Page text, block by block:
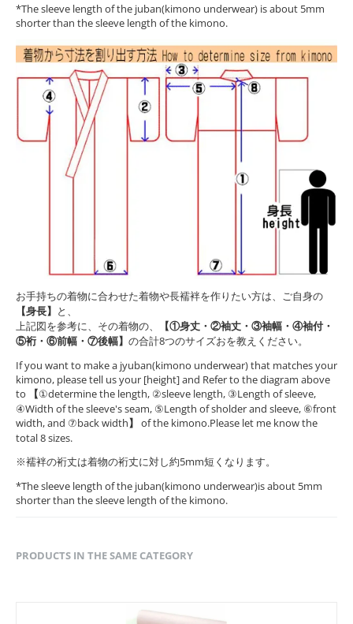
*The sleeve length of the juban(kimono underwear) is about 5mm
shorter than the sleeve length of the kimono.
お手持ちの着物に合わせた着物や長襦袢を作りたい方は、ご自身の
【身長】 と、
上記図を参考に、その着物の、
【①身丈・②袖丈・③袖幅・④袖付・
⑤裄・⑥前幅・⑦後幅】 の合計8つのサイズおを教えください。
If you want to make a jyuban(kimono underwear) that matches your
kimono, please tell us your [height] and Refer to the diagram above
to
【①determine the length, ②sleeve length, ③Length of sleeve,
④Width of the sleeve's seam, ⑤Length of sholder and sleeve, ⑥front
width, and ⑦back width】 of the kimono.Please let me know the
total 8 sizes.
※襦袢の裄丈は着物の裄丈に対し約5mm短くなります。
*The sleeve length of the juban(kimono underwear)is about 5mm
shorter than the sleeve length of the kimono.
PRODUCTS IN THE SAME CATEGORY